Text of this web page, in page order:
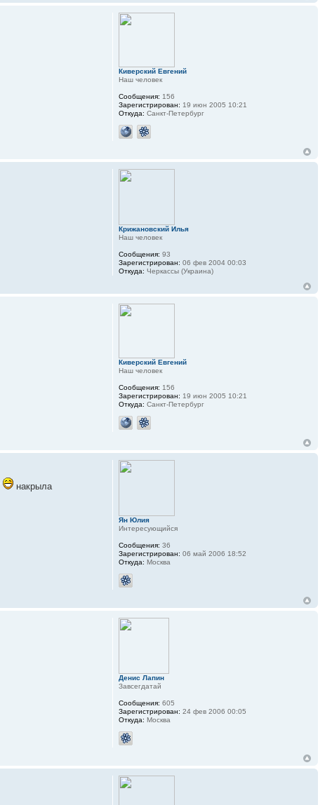
Киверский Евгений
Наш человек
Сообщения: 156
Зарегистрирован: 19 июн 2005 10:21
Откуда: Санкт-Петербург
Крижановский Илья
Наш человек
Сообщения: 93
Зарегистрирован: 06 фев 2004 00:03
Откуда: Черкассы (Украина)
Киверский Евгений
Наш человек
Сообщения: 156
Зарегистрирован: 19 июн 2005 10:21
Откуда: Санкт-Петербург
накрыла
Ян Юлия
Интересующийся
Сообщения: 36
Зарегистрирован: 06 май 2006 18:52
Откуда: Москва
Денис Лапин
Завсегдатай
Сообщения: 605
Зарегистрирован: 24 фев 2006 00:05
Откуда: Москва